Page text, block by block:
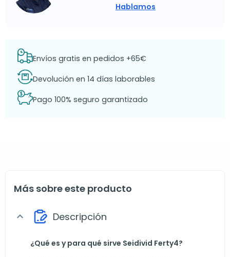
Hablamos
Envíos gratis en pedidos +65€
Devolución en 14 días laborables
Pago 100% seguro garantizado
Más sobre este producto
expand_more Descripción
¿Qué es y para qué sirve Seidivid Ferty4?